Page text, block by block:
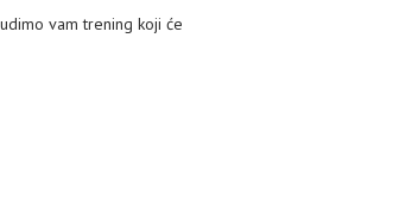
vam trening koji će